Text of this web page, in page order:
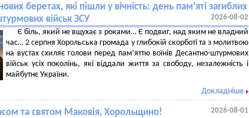
беретах, які пішли у вічність: день пам’яті загиблих
військ ЗСУ
2026-08-02
Є біль, який не вщухає з роками… Є подвиг, над яким не владний
час… 2 серпня Хорольська громада у глибокій скорботі та з молитвою
на вустах схиляє голови перед пам’яттю воїнів Десантно-штурмових
військ усіх поколінь, які віддали життя за свободу, незалежність і
майбутнє України.
Докладніше
та святом Маковія, Хорольщино! 2026-08-01